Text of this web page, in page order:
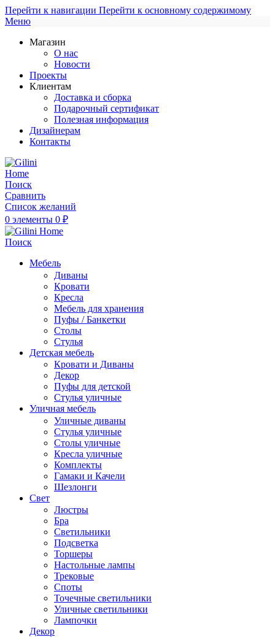
Перейти к навигации Перейти к основному содержимому
Меню
Магазин
О нас
Новости
Проекты
Клиентам
Доставка и сборка
Подарочный сертификат
Полезная информация
Дизайнерам
Контакты
Поиск
Сравнить
Список желаний
0 элементы 0 ₽
Поиск
Мебель
Диваны
Кровати
Кресла
Мебель для хранения
Пуфы / Банкетки
Столы
Стулья
Детская мебель
Кровати и Диваны
Декор
Пуфы для детской
Стулья уличные
Уличная мебель
Уличные диваны
Стулья уличные
Столы уличные
Кресла уличные
Комплекты
Гамаки и Качели
Шезлонги
Свет
Люстры
Бра
Светильники
Подсветка
Торшеры
Настольные лампы
Трековые
Споты
Точечные светильники
Уличные светильники
Лампочки
Декор